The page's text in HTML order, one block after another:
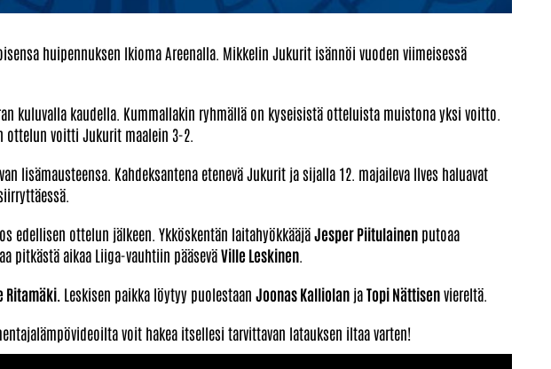
huipennuksen Ikioma Areenalla. Mikkelin Jukurit isännöi vuoden viimeisessä
kuluvalla kaudella. Kummallakin ryhmällä on kyseisistä otteluista muistona yksi voitto.
ottelun voitti Jukurit maalein 3-2.
lisämausteensa. Kahdeksantena etenevä Jukurit ja sijalla 12. majaileva Ilves haluavat
edellisen ottelun jälkeen. Ykköskentän laitahyökkääjäJesper Piitulainen putoaa
pitkästä aikaa Liiga-vauhtiin pääseväVille Leskinen
Ritamäki. Leskisen paikka löytyy puolestaan Joonas Kalliolan jaTopi Nättisenviereltä.
voit hakea itsellesi tarvittavan latauksen iltaa varten!